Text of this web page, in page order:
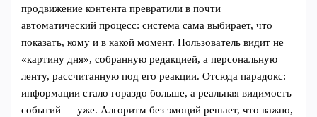
продвижение контента превратили в почти
автоматический процесс: система сама выбирает, что
показать, кому и в какой момент. Пользователь видит не
«картину дня», собранную редакцией, а персональную
ленту, рассчитанную под его реакции. Отсюда парадокс:
информации стало гораздо больше, а реальная видимость
событий — уже. Алгоритм без эмоций решает, что важно,